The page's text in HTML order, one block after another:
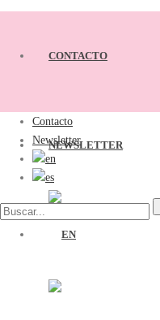
CONTACTO
NEWSLETTER
Contacto
Newsletter